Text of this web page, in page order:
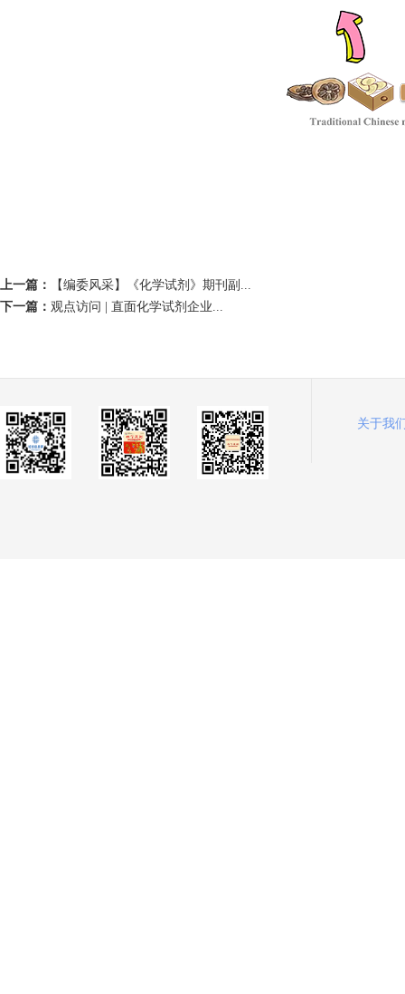
上一篇：
【编委风采】《化学试剂》期刊副...
下一篇： 观点访问 | 直面化学试剂企业...
关于我